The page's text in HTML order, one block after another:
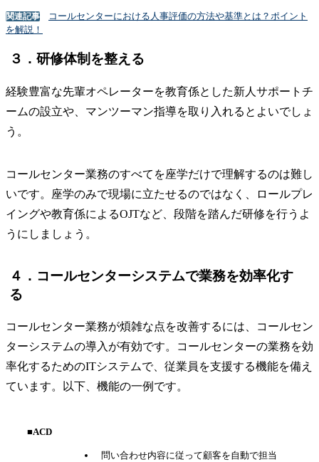
関連記事
コールセンターにおける人事評価の方法や基準とは？ポイント
を解説！
３．研修体制を整える
経験豊富な先輩オペレーターを教育係とした新人サポートチ
ームの設立や、マンツーマン指導を取り入れるとよいでしょ
う。
コールセンター業務のすべてを座学だけで理解するのは難し
いです。座学のみで現場に立たせるのではなく、ロールプレ
イングや教育係によるOJTなど、段階を踏んだ研修を行うよ
うにしましょう。
４．コールセンターシステムで業務を効率化す
る
コールセンター業務が煩雑な点を改善するには、コールセン
ターシステムの導入が有効です。コールセンターの業務を効
率化するためのITシステムで、従業員を支援する機能を備え
ています。以下、機能の一例です。
■ACD
問い合わせ内容に従って顧客を自動で担当